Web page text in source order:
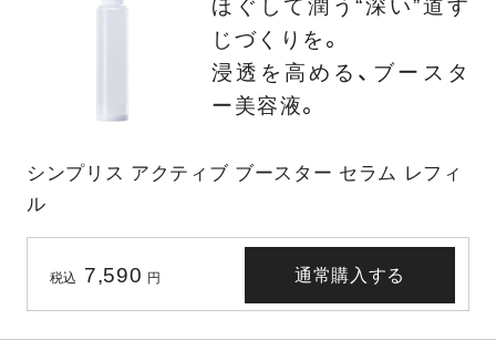
ほぐして潤う“深い”道す
じづくりを。
浸透を高める、ブースタ
ー美容液。
シンプリス アクティブ ブースター セラム レフィ
ル
税込 7,590 円 通常購入する